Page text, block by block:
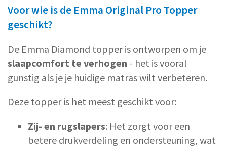
Voor wie is de Emma Original Pro Topper
geschikt?
De Emma Diamond topper is ontworpen om je
slaapcomfort te verhogen - het is vooral
gunstig als je je huidige matras wilt verbeteren.
Deze topper is het meest geschikt voor:
Zij- en rugslapers: Het zorgt voor een
betere drukverdeling en ondersteuning, wat